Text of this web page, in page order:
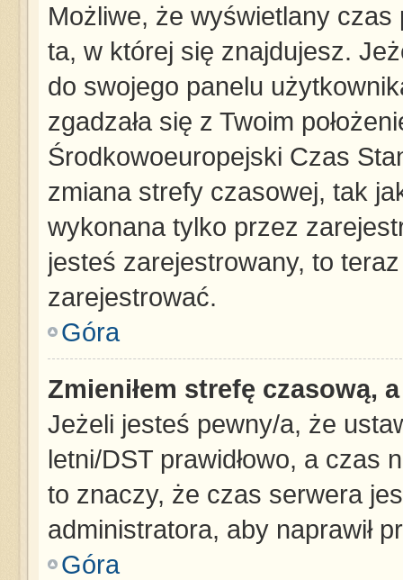
Możliwe, że wyświetlany
ta, w której się znajdujesz.
do swojego panelu
zgadzała się z Twoim
Środkowoeuropejski Czas
zmiana strefy czasowej, tak
wykonana tylko przez
jesteś zarejestrowany, to
zarejestrować.
Góra
Zmieniłem strefę czasową,
Jeżeli jesteś pewny/a, że
letni/DST prawidłowo, a czas
to znaczy, że czas serwera
administratora, aby naprawił
Góra